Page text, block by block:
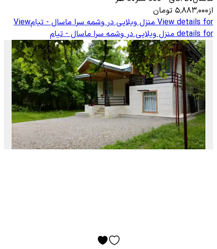
از۵٬۸۸۳٬۰۰۰ تومان
View details for منزل ویلایی در وشمه سرا ماسال - تیامView
details for منزل ویلایی در وشمه سرا ماسال - تیام